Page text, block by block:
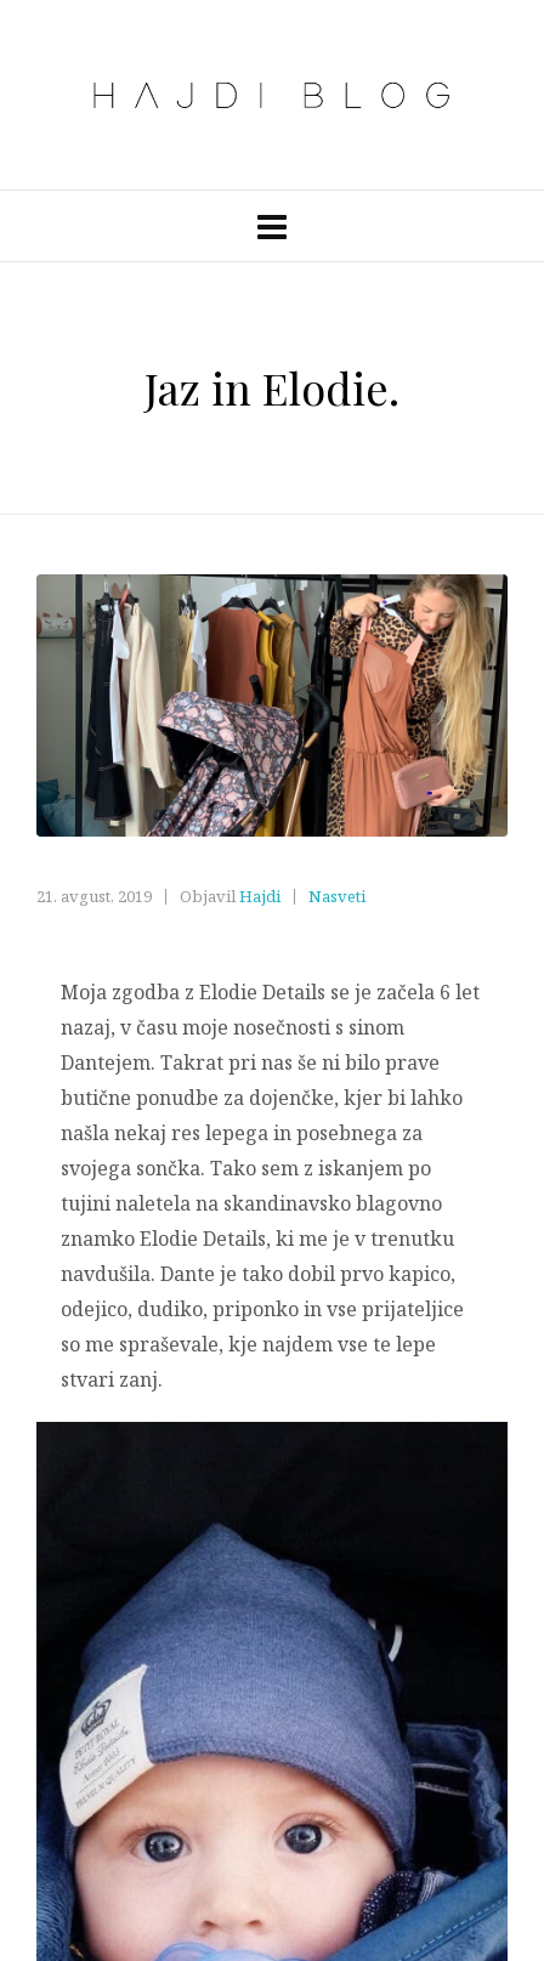
Jaz in Elodie.
21. avgust, 2019 ObjavilHajdi Nasveti
Moja zgodba z Elodie Details se je začela 6 let
nazaj, v času moje nosečnosti s sinom
Dantejem. Takrat pri nas še ni bilo prave
butične ponudbe za dojenčke, kjer bi lahko
našla nekaj res lepega in posebnega za
svojega sončka. Tako sem z iskanjem po
tujini naletela na skandinavsko blagovno
znamko Elodie Details, ki me je v trenutku
navdušila. Dante je tako dobil prvo kapico,
odejico, dudiko, priponko in vse prijateljice
so me spraševale, kje najdem vse te lepe
stvari zanj.